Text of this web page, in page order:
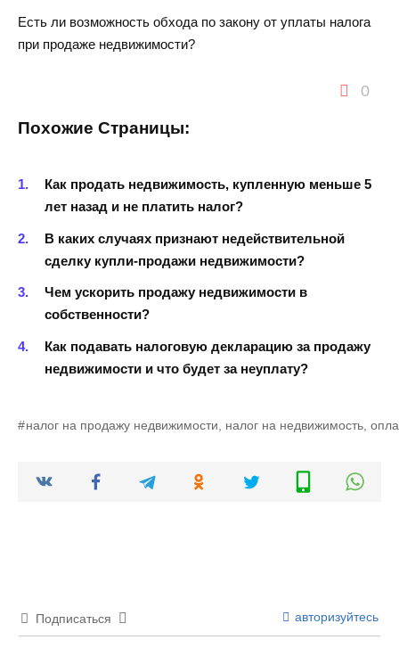
Есть ли возможность обхода по закону от уплаты налога
при продаже недвижимости?
0
Похожие Страницы:
Как продать недвижимость, купленную меньше 5
лет назад и не платить налог?
В каких случаях признают недействительной
сделку купли-продажи недвижимости?
Чем ускорить продажу недвижимости в
собственности?
Как подавать налоговую декларацию за продажу
недвижимости и что будет за неуплату?
налог на продажу недвижимости, налог на недвижимость,
Подписаться авторизуйтесь